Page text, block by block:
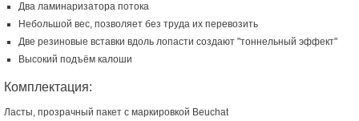
Два ламинаризатора потока
Небольшой вес, позволяет без труда их перевозить
Две резиновые вставки вдоль лопасти создают "тоннельный эффект"
Высокий подъём калоши
Комплектация:
Ласты, прозрачный пакет с маркировкой Beuchat